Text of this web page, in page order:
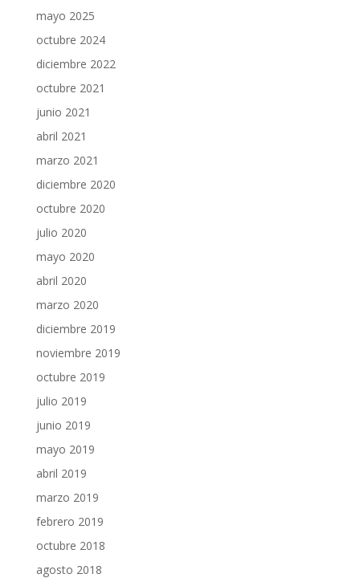
mayo 2025
octubre 2024
diciembre 2022
octubre 2021
junio 2021
abril 2021
marzo 2021
diciembre 2020
octubre 2020
julio 2020
mayo 2020
abril 2020
marzo 2020
diciembre 2019
noviembre 2019
octubre 2019
julio 2019
junio 2019
mayo 2019
abril 2019
marzo 2019
febrero 2019
octubre 2018
agosto 2018